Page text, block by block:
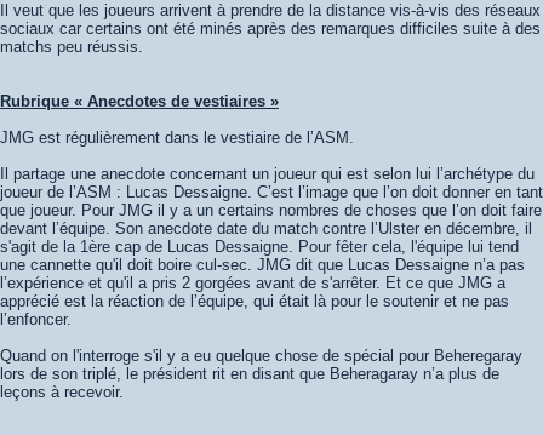
Il veut que les joueurs arrivent à prendre de la distance vis-à-vis des réseaux
sociaux car certains ont été minés après des remarques difficiles suite à des
matchs peu réussis.
Rubrique « Anecdotes de vestiaires »
JMG est régulièrement dans le vestiaire de l’ASM.
Il partage une anecdote concernant un joueur qui est selon lui l’archétype du
joueur de l’ASM : Lucas Dessaigne. C’est l’image que l’on doit donner en tant
que joueur. Pour JMG il y a un certains nombres de choses que l’on doit faire
devant l’équipe. Son anecdote date du match contre l’Ulster en décembre, il
s'agit de la 1ère cap de Lucas Dessaigne. Pour fêter cela, l'équipe lui tend
une cannette qu'il doit boire cul-sec. JMG dit que Lucas Dessaigne n’a pas
l’expérience et qu'il a pris 2 gorgées avant de s'arrêter. Et ce que JMG a
apprécié est la réaction de l’équipe, qui était là pour le soutenir et ne pas
l’enfoncer.
Quand on l'interroge s'il y a eu quelque chose de spécial pour Beheregaray
lors de son triplé, le président rit en disant que Beheragaray n’a plus de
leçons à recevoir.